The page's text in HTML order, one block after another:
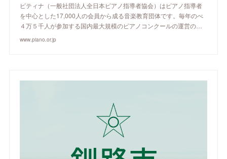
ピティナ（一般社団法人全日本ピアノ指導者協会）はピアノ指導者
を中心とした17,000人の会員から成る音楽教育団体です。毎年のべ
４万５千人が参加する国内最大規模のピアノコンクールの運営の…
www.piano.or.jp